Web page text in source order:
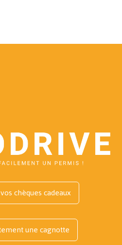
chèques cadeaux
une cagnotte